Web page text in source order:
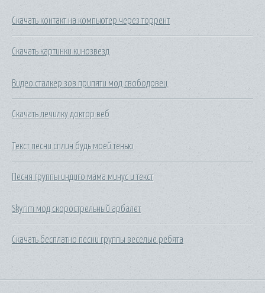
Скачать контакт на компьютер через торрент
Скачать картинки кинозвезд
Видео сталкер зов припяти мод свободовец
Скачать лечилку доктор веб
Текст песни сплин будь моей тенью
Песня группы индиго мама минус и текст
Skyrim мод скорострельный арбалет
Скачать бесплатно песни группы веселые ребята